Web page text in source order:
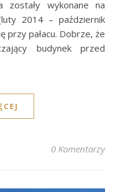
zostały wykonane na
2014 – październik
przy pałacu. Dobrze, że
budynek przed
0 Komentarzy